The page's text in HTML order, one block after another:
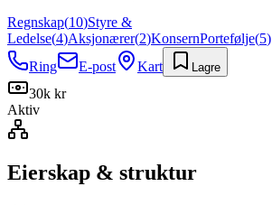
Regnskap(10)Styre &
Ledelse(4)Aksjonærer(2)KonsernPortefølje(5)
Ring
E-post Kart Lagre
30k kr
Aktiv
Eierskap & struktur